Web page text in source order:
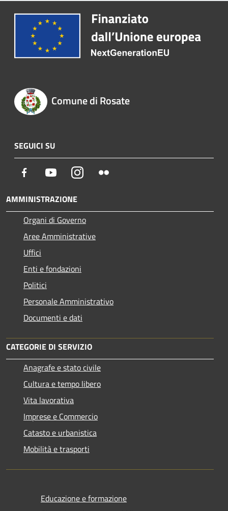
Comune di Rosate
SEGUICI SU
Facebook YoutubeInstagram
AMMINISTRAZIONE
Organi di Governo
Aree Amministrative
Uffici
Enti e fondazioni
Politici
Personale Amministrativo
Documenti e dati
CATEGORIE DI SERVIZIO
Anagrafe e stato civile
Cultura e tempo libero
Vita lavorativa
Imprese e Commercio
Catasto e urbanistica
Mobilità e trasporti
Educazione e formazione